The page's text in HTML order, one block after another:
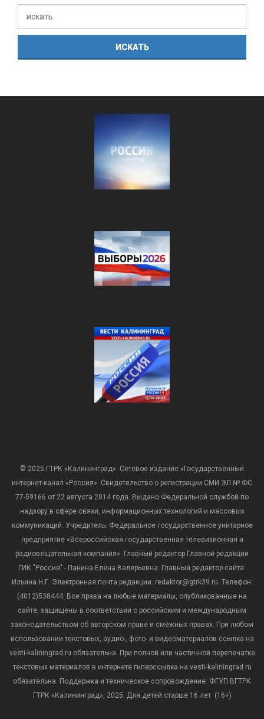
© 2025 ГТРК «Калининград». Сетевое издание «Государственный
интернет-канал «Россия». Свидетельство о регистрации СМИ ЭЛ № ФС
77-59166 от 22 августа 2014 года. Выдано Федеральной службой по
надзору в сфере связи, информационных технологий и массовых
коммуникаций. Учредитель: Федеральное государственное унитарное
предприятие «Всероссийская государственная телевизионная и
радиовещательная компания». Главный редактор Главной редакции
ГИК "Россия" - Панина Елена Валерьевна. Главный редактор сайта:
Ильина Н.Г. Электронная почта редакции: redaktor@gtrk39.ru. Телефон:
(4012)538444. Все права на любые материалы, опубликованные на
сайте, защищены в соответствии с российским и международным
законодательством об авторском праве и смежных правах. При любом
использовании текстовых, аудио-, фото- и видеоматериалов ссылка на
vesti-kaliningrad.ru обязательна. При полной или частичной перепечатке
текстовых материалов в интернете гиперссылка на vesti-kaliningrad.ru
обязательна. Поддержка и техническое сопровождение: ФГУП ВГТРК
ГТРК «Калининград», 2025. Для детей старше 16 лет. (16+)